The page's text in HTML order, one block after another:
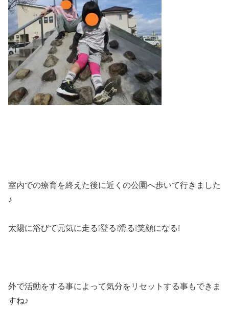
室内での療育を終えた後に近くの公園へ歩いて行きました
♪
太陽に浴びて元気に走る❕登る❕滑る❕笑顔になる❕
外で活動をする事によって気分をリセットする事もできま
すね♪